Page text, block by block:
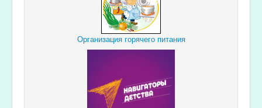
Организация горячего питания